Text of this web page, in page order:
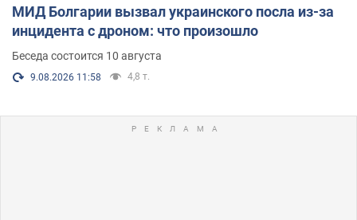
МИД Болгарии вызвал украинского посла из-за
инцидента с дроном: что произошло
Беседа состоится 10 августа
9.08.2026 11:58 4,8 т.